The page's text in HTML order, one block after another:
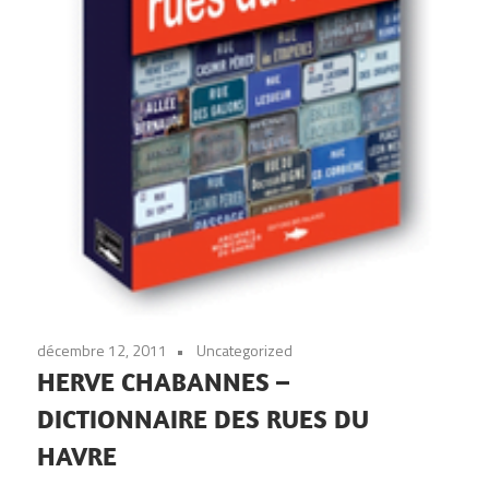
décembre 12, 2011 Uncategorized
HERVE CHABANNES –
DICTIONNAIRE DES RUES DU
HAVRE